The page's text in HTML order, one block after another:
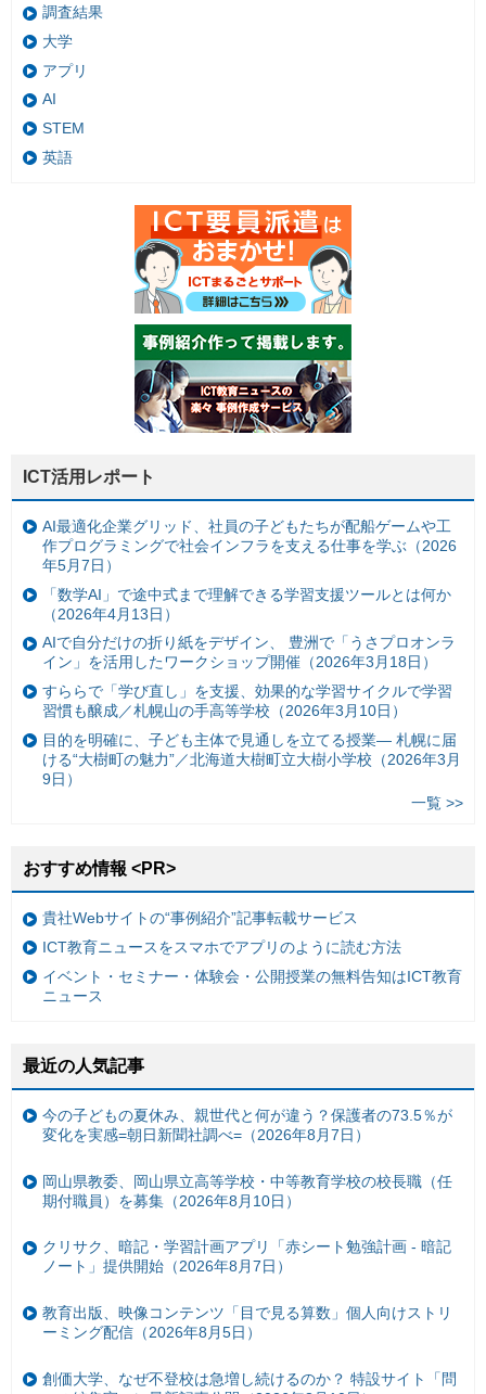
調査結果
大学
アプリ
AI
STEM
英語
ICT活用レポート
AI最適化企業グリッド、社員の子どもたちが配船ゲームや工
作プログラミングで社会インフラを支える仕事を学ぶ（2026
年5月7日）
「数学AI」で途中式まで理解できる学習支援ツールとは何か
（2026年4月13日）
AIで自分だけの折り紙をデザイン、 豊洲で「うさプロオンラ
イン」を活用したワークショップ開催（2026年3月18日）
すららで「学び直し」を支援、効果的な学習サイクルで学習
習慣も醸成／札幌山の手高等学校（2026年3月10日）
目的を明確に、子ども主体で見通しを立てる授業— 札幌に届
ける“大樹町の魅力”／北海道大樹町立大樹小学校（2026年3月
9日）
一覧 >>
おすすめ情報 <PR>
貴社Webサイトの“事例紹介”記事転載サービス
ICT教育ニュースをスマホでアプリのように読む方法
イベント・セミナー・体験会・公開授業の無料告知はICT教育
ニュース
最近の人気記事
今の子どもの夏休み、親世代と何が違う？保護者の73.5％が
変化を実感=朝日新聞社調べ=（2026年8月7日）
岡山県教委、岡山県立高等学校・中等教育学校の校長職（任
期付職員）を募集（2026年8月10日）
クリサク、暗記・学習計画アプリ「赤シート勉強計画 - 暗記
ノート」提供開始（2026年8月7日）
教育出版、映像コンテンツ「目で見る算数」個人向けストリ
ーミング配信（2026年8月5日）
創価大学、なぜ不登校は急増し続けるのか？ 特設サイト「問